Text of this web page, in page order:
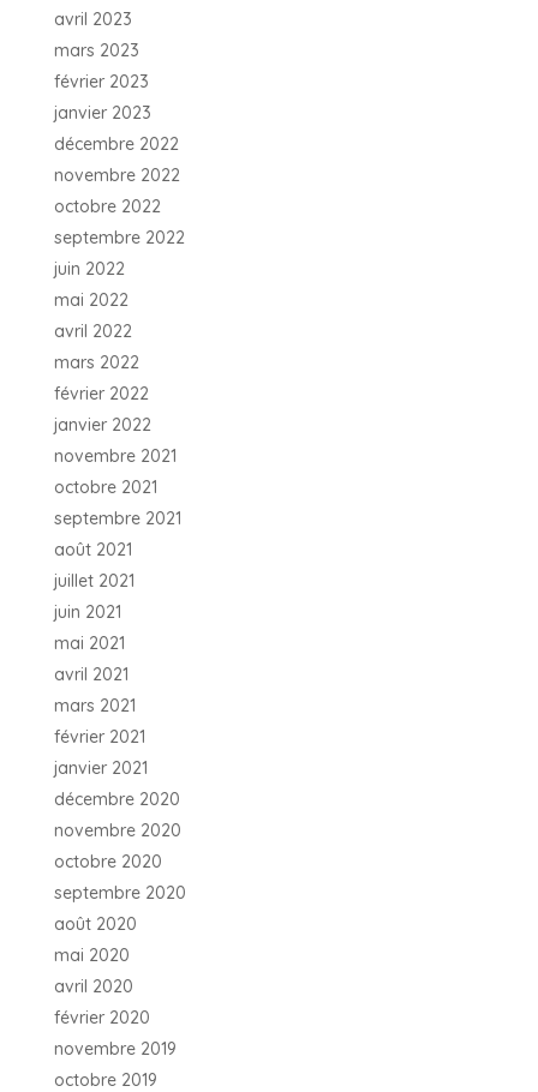
avril 2023
mars 2023
février 2023
janvier 2023
décembre 2022
novembre 2022
octobre 2022
septembre 2022
juin 2022
mai 2022
avril 2022
mars 2022
février 2022
janvier 2022
novembre 2021
octobre 2021
septembre 2021
août 2021
juillet 2021
juin 2021
mai 2021
avril 2021
mars 2021
février 2021
janvier 2021
décembre 2020
novembre 2020
octobre 2020
septembre 2020
août 2020
mai 2020
avril 2020
février 2020
novembre 2019
octobre 2019